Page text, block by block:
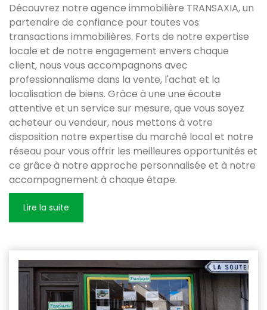
Découvrez notre agence immobilière TRANSAXIA, un
partenaire de confiance pour toutes vos
transactions immobilières. Forts de notre expertise
locale et de notre engagement envers chaque
client, nous vous accompagnons avec
professionnalisme dans la vente, l'achat et la
localisation de biens. Grâce à une une écoute
attentive et un service sur mesure, que vous soyez
acheteur ou vendeur, nous mettons à votre
disposition notre expertise du marché local et notre
réseau pour vous offrir les meilleures opportunités et
ce grâce à notre approche personnalisée et à notre
accompagnement à chaque étape.